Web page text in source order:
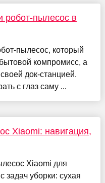
робот-пылесос в
пылесос, который
компромисс, а
док-станцией.
с глаз саму ...
Xiaomi: навигация,
Xiaomi для
задач уборки: сухая